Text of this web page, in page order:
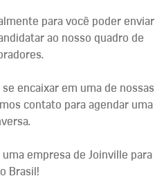
para você poder enviar
ao nosso quadro de
encaixar em uma de nossas
contato para agendar uma
uma empresa de Joinville para
Brasil!